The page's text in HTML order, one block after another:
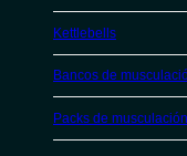
Kettlebells
Bancos de
Packs de musculación